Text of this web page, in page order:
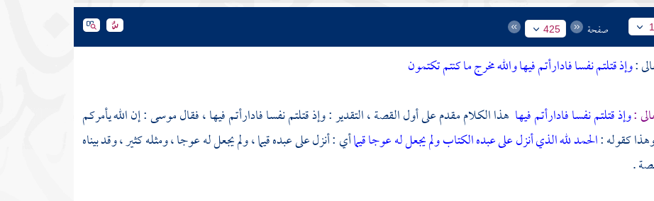
1 صفحة 425
:وإذ قتلتم نفسا فادارأتم فيها والله مخرج ما كنتم تكتمون
:وإذ قتلتم نفسا فادارأتم فيها هذا الكلام مقدم على أول القصة ، التقدير : وإذ قتلتم نفسا فادارأتم فيها ، فقالموسى: إن الله يأمركم
كقوله :الحمد لله الذي أنزل على عبده الكتاب ولم يجعل له عوجا قيماأي : أنزل على عبده قيما ، ولم يجعل له عوجا ، ومثله كثير ، وقد بيناه
.